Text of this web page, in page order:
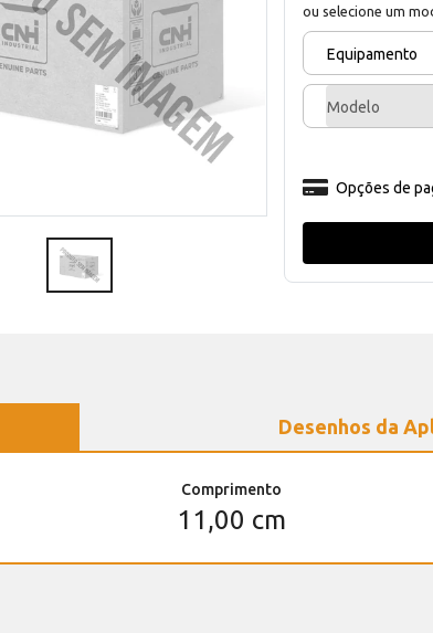
ou selecione um
Equipamento
Modelo
Opções de
Desenhos da
Comprimento
11,00 cm